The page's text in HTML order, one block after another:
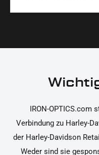
korrekt an deinem
Ja, du kannst die Teile
Rücksendung findest
IRON-OPTICS.com
Verbindung zu Harley-
der Harley-Davidson
Weder sind sie